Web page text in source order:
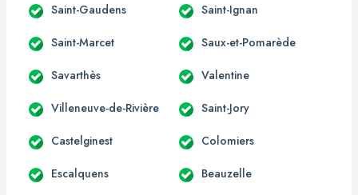
Saint-Gaudens Saint-Ignan
Saint-Marcet Saux-et-Pomarède
Savarthès Valentine
Villeneuve-de-Rivière Saint-Jory
Castelginest Colomiers
Escalquens Beauzelle